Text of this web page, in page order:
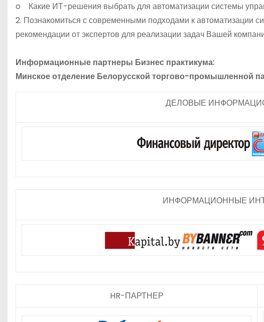
o Какие ИТ-решения выбрать для автоматизации системы
2. Познакомиться с современными подходами к
рекомендации от экспертов для реализации задач Вашей
Информационные партнеры Бизнес практикума:
Минское отделение Белорусской торгово-промышленной
ДЕЛОВЫЕ
ИНФОРМАЦИОННЫЕ
HR-ПАРТНЕР